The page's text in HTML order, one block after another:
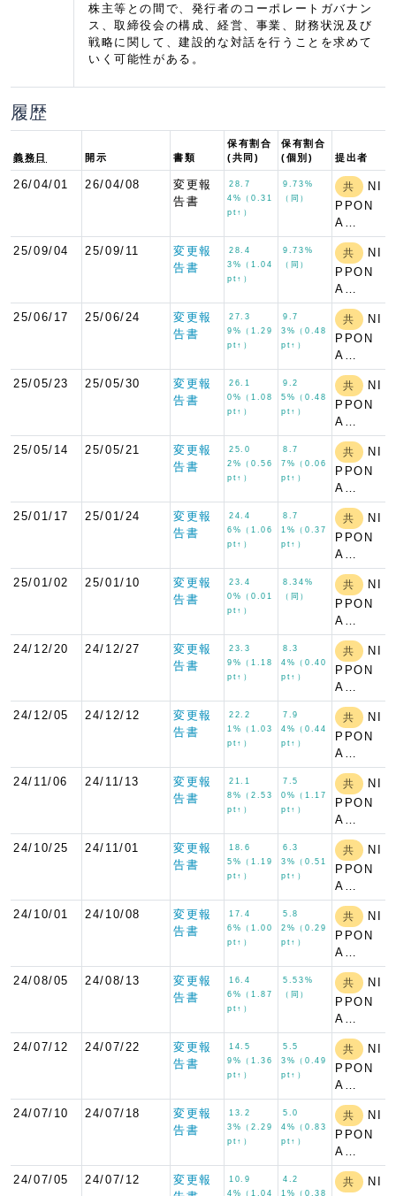
株主等との間で、発行者のコーポレートガバナン
ス、取締役会の構成、経営、事業、財務状況及び
戦略に関して、建設的な対話を行うことを求めて
いく可能性がある。
履歴
義務日 開示 書類
保有割合
(共同)
保有割合
(個別)
提出者
26/04/01 26/04/08
変更報
告書
28.7
4%（0.31
pt↑）
9.73%
（同）
共
NI
PPON
A…
25/09/04 25/09/11
変更報
告書
28.4
3%（1.04
pt↑）
9.73%
（同）
共
NI
PPON
A…
25/06/17 25/06/24
変更報
告書
27.3
9%（1.29
pt↑）
9.7
3%（0.48
pt↑）
共
NI
PPON
A…
25/05/23 25/05/30
変更報
告書
26.1
0%（1.08
pt↑）
9.2
5%（0.48
pt↑）
共
NI
PPON
A…
25/05/14 25/05/21
変更報
告書
25.0
2%（0.56
pt↑）
8.7
7%（0.06
pt↑）
共
NI
PPON
A…
25/01/17 25/01/24
変更報
告書
24.4
6%（1.06
pt↑）
8.7
1%（0.37
pt↑）
共
NI
PPON
A…
25/01/02 25/01/10
変更報
告書
23.4
0%（0.01
pt↑）
8.34%
（同）
共
NI
PPON
A…
24/12/20 24/12/27
変更報
告書
23.3
9%（1.18
pt↑）
8.3
4%（0.40
pt↑）
共
NI
PPON
A…
24/12/05 24/12/12
変更報
告書
22.2
1%（1.03
pt↑）
7.9
4%（0.44
pt↑）
共
NI
PPON
A…
24/11/06 24/11/13
変更報
告書
21.1
8%（2.53
pt↑）
7.5
0%（1.17
pt↑）
共
NI
PPON
A…
24/10/25 24/11/01
変更報
告書
18.6
5%（1.19
pt↑）
6.3
3%（0.51
pt↑）
共
NI
PPON
A…
24/10/01 24/10/08
変更報
告書
17.4
6%（1.00
pt↑）
5.8
2%（0.29
pt↑）
共
NI
PPON
A…
24/08/05 24/08/13
変更報
告書
16.4
6%（1.87
pt↑）
5.53%
（同）
共
NI
PPON
A…
24/07/12 24/07/22
変更報
告書
14.5
9%（1.36
pt↑）
5.5
3%（0.49
pt↑）
共
NI
PPON
A…
24/07/10 24/07/18
変更報
告書
13.2
3%（2.29
pt↑）
5.0
4%（0.83
pt↑）
共
NI
PPON
A…
24/07/05 24/07/12
変更報
10.9
4%（1.04
4.2
1%（0.38
共
NI